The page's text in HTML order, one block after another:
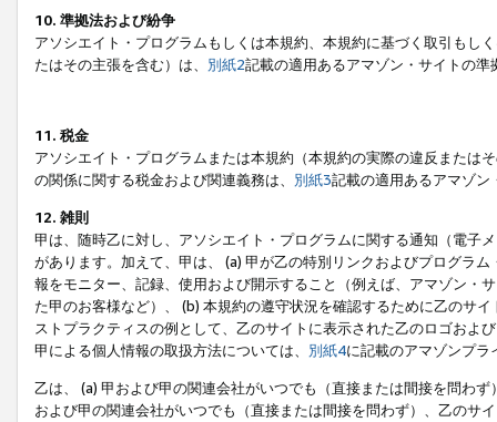
10. 準拠法および紛争
アソシエイト・プログラムもしくは本規約、本規約に基づく取引もし
たはその主張を含む）は、 別紙2記載の適用あるアマゾン・サイトの
11. 税金
アソシエイト・プログラムまたは本規約（本規約の実際の違反または
の関係に関する税金および関連義務は、 別紙3記載の適用あるアマゾン
12. 雑則
甲は、随時乙に対し、アソシエイト・プログラムに関する通知（電子
があります。加えて、甲は、 (a) 甲が乙の特別リンクおよびプログラ
報をモニター、記録、使用および開示すること（例えば、アマゾン・
た甲のお客様など）、 (b) 本規約の遵守状況を確認するために乙のサ
ストプラクティスの例として、乙のサイトに表示された乙のロゴおよ
甲による個人情報の取扱方法については、 別紙4に記載のアマゾンプ
乙は、 (a) 甲および甲の関連会社がいつでも（直接または間接を問わ
および甲の関連会社がいつでも（直接または間接を問わず）、乙のサ